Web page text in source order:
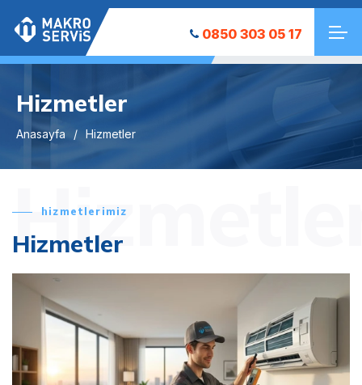
0850 303 05 17
Hizmetler
Anasayfa Hizmetler
hizmetlerimiz
Hizmetler